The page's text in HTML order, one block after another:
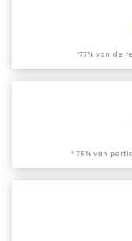
*77% van de
* 75% van